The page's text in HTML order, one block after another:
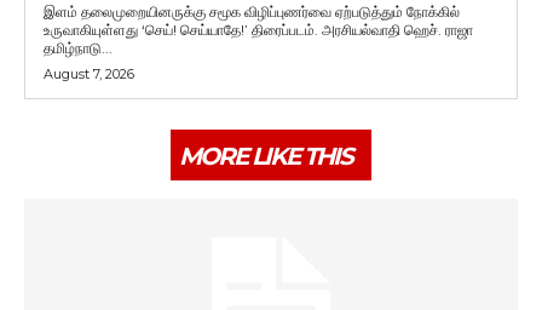
இளம் தலைமுறையினருக்கு சமூக விழிப்புணர்வை ஏற்படுத்தும் நோக்கில்
உருவாகியுள்ளது ‘செய்! செய்யாதே!’ திரைப்படம். அரசியல்வாதி ஹெச். ராஜா
தமிழ்நாடு...
August 7, 2026
MORE LIKE THIS